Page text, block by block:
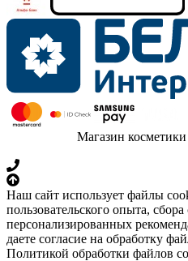
Магазин косметики
Наш сайт использует файлы
пользовательского опыта,
персонализированных
даете согласие на обработку
Политикой обработки файлов